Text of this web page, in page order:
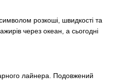
розкоші, швидкості та
через океан, а сьогодні
лайнера. Подовжений